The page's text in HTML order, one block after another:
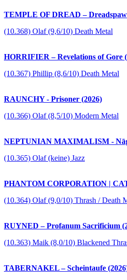
TEMPLE OF DREAD –
(10.368) Olaf (9,6/10) Death Metal
HORRIFIER – Revelations of Gore
(10.367) Phillip (8,6/10) Death Metal
RAUNCHY - Prisoner (2026)
(10.366) Olaf (8,5/10) Modern Metal
NEPTUNIAN MAXIMALISM -
(10.365) Olaf (keine) Jazz
PHANTOM CORPORATION |
(10.364) Olaf (9,0/10) Thrash / Death
RUYNED – Profanum Sacrificium
(10.363) Maik (8,0/10) Blackened
TABERNAKEL – Scheintaufe